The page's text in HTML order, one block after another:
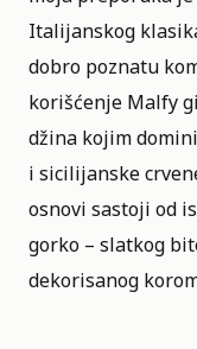
Italijanskog
dobro poznatu
korišćenje Malfy
džina kojim
i sicilijanske
osnovi sastoji od
gorko – slatkog
dekorisanog